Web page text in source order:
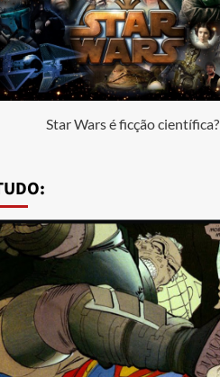
Star Wars é ficção científica?